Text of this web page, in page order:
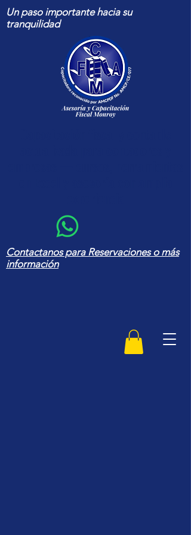
Un paso importante hacia su
tranquilidad
Contactanos para Reservaciones o más
información